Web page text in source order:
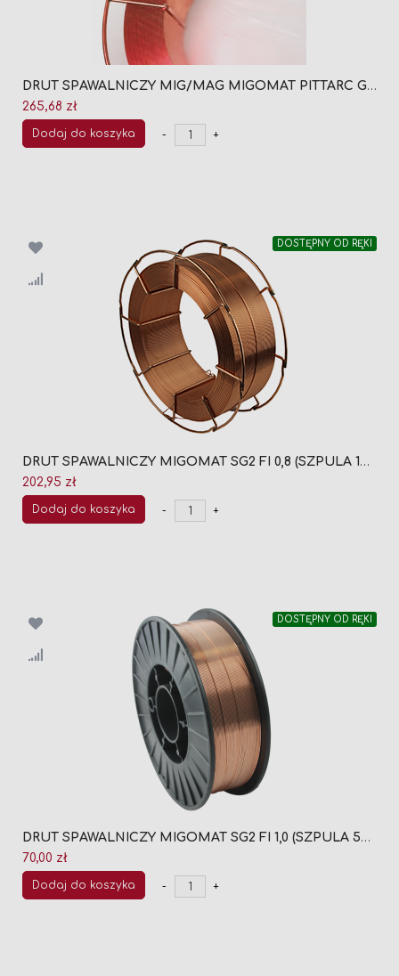
DRUT SPAWALNICZY MIG/MAG MIGOMAT PITTARC G9 SG3 FI 1,0 (SZPULA 18KG)
265,68 zł
Dodaj do koszyka - +
DOSTĘPNY OD RĘKI
DRUT SPAWALNICZY MIGOMAT SG2 FI 0,8 (SZPULA 15KG)
202,95 zł
Dodaj do koszyka - +
DOSTĘPNY OD RĘKI
DRUT SPAWALNICZY MIGOMAT SG2 FI 1,0 (SZPULA 5KG)
70,00 zł
Dodaj do koszyka - +